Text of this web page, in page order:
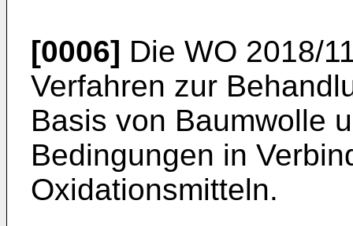
[0006] Die WO 2018/
Verfahren zur
Basis von Baumwolle
Bedingungen in
Oxidationsmitteln.